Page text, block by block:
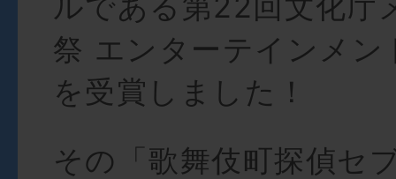
祭 エンターテインメン
を受賞しました！
その「歌舞伎町探偵セ